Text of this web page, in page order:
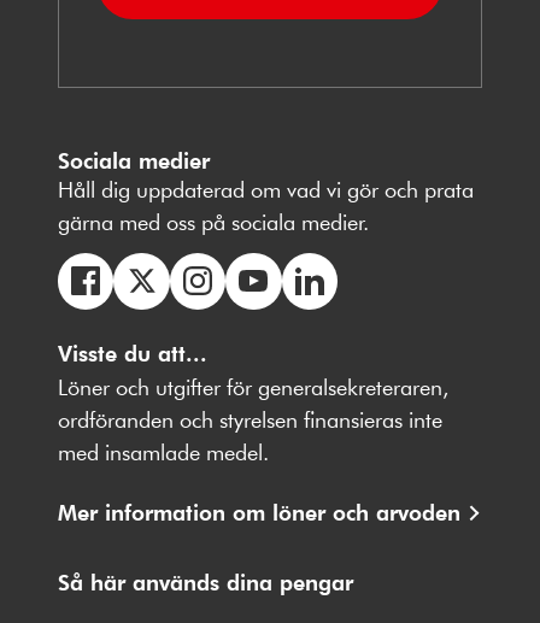
Sociala medier
Håll dig uppdaterad om vad vi gör och prata
gärna med oss på sociala medier.
oss
på
Facebbok
oss
på
oss
på
Instagram
på
Youtube
på
LinkedIn
Visste du att...
Löner och utgifter för generalsekreteraren,
ordföranden och styrelsen finansieras inte
med insamlade medel.
Mer information om löner och arvoden
Så här används dina pengar